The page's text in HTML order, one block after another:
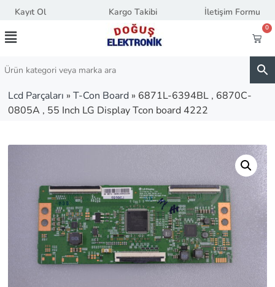
Kayıt Ol Kargo Takibi İletişim Formu
0
Lcd Parçaları » T-Con Board » 6871L-6394BL , 6870C-
0805A , 55 Inch LG Display Tcon board 4222